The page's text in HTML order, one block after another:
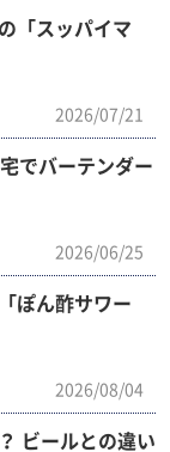
「スッパイマ
2026/07/21
でバーテンダー
2026/06/25
ぽん酢サワー
2026/08/04
ビールとの違い